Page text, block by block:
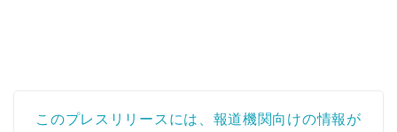
このプレスリリースには、報道機関向けの情報が